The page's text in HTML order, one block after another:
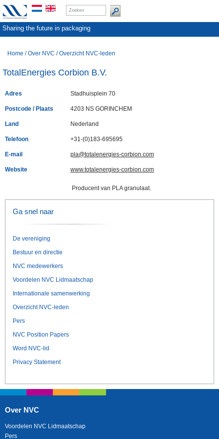
Sharing the future in packaging
Home /Over NVC /Overzicht NVC-leden
TotalEnergies Corbion B.V.
Adres Stadhuisplein 70
Postcode / Plaats 4203 NS GORINCHEM
Land Nederland
Telefoon +31-(0)183-695695
E-mail pla@totalenergies-corbion.com
Website www.totalenergies-corbion.com
Producent van PLA granulaat.
Ga snel naar
De vereniging
Bestuur en directie
NVC medewerkers
Voordelen NVC Lidmaatschap
Internationale samenwerking
Overzicht NVC-leden
Pers
NVC Position Papers
Word NVC-lid
Privacy Statement
Over NVC
Voordelen NVC Lidmaatschap
Pers